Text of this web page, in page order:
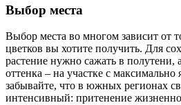
Выбор места
Выбор места во многом зависит от
цветков вы хотите получить. Для
растение нужно сажать в полутени,
оттенка – на участке с
забывайте, что в южных регионах
интенсивный: притенение